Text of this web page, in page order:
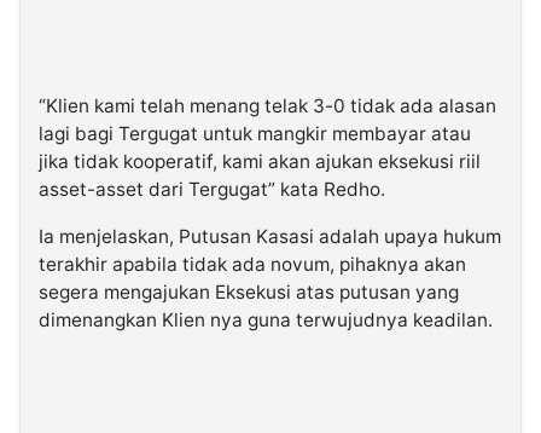
“Klien kami telah menang telak 3-0 tidak ada alasan
lagi bagi Tergugat untuk mangkir membayar atau
jika tidak kooperatif, kami akan ajukan eksekusi riil
asset-asset dari Tergugat” kata Redho.
Ia menjelaskan, Putusan Kasasi adalah upaya hukum
terakhir apabila tidak ada novum, pihaknya akan
segera mengajukan Eksekusi atas putusan yang
dimenangkan Klien nya guna terwujudnya keadilan.